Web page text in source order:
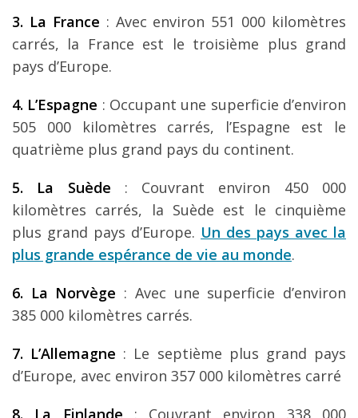
3. La France : Avec environ 551 000 kilomètres
carrés, la France est le troisième plus grand
pays d’Europe.
4. L’Espagne : Occupant une superficie d’environ
505 000 kilomètres carrés, l’Espagne est le
quatrième plus grand pays du continent.
5. La Suède : Couvrant environ 450 000
kilomètres carrés, la Suède est le cinquième
plus grand pays d’Europe. Un des pays avec la
plus grande espérance de vie au monde.
6. La Norvège : Avec une superficie d’environ
385 000 kilomètres carrés.
7. L’Allemagne : Le septième plus grand pays
d’Europe, avec environ 357 000 kilomètres carré
8. La Finlande : Couvrant environ 338 000